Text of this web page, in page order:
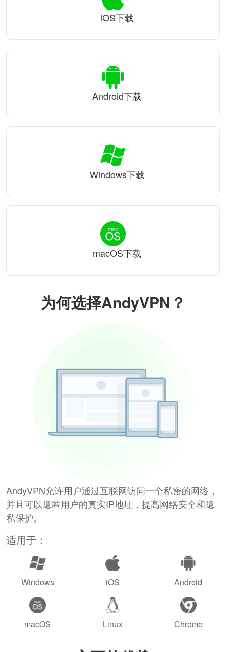
为何选择AndyVPN？
AndyVPN允许用户通过互联网访问一个私密的网络，
并且可以隐匿用户的真实IP地址，提高网络安全和隐
私保护。
适用于：
Windows iOS Android
macOS Linux Chrome
iOS下载
Android下载
Windows下载
macOS下载